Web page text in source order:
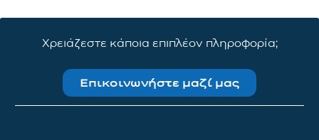
Χρειάζεστε κάποια επιπλέον πληροφορία;
Επικοινωνήστε μαζί μας